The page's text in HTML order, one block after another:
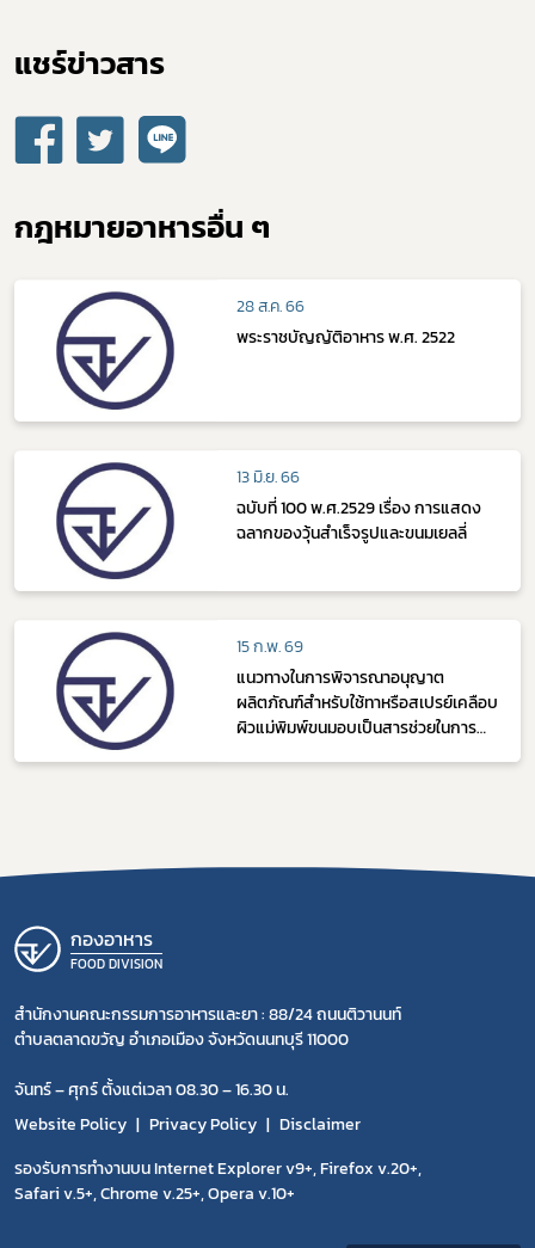
แชร์ข่าวสาร​
กฎหมายอาหารอื่น ๆ
28 ส.ค. 66
พระราชบัญญัติอาหาร พ.ศ. 2522
13 มิ.ย. 66
ฉบับที่ 100 พ.ศ.2529 เรื่อง การแสดง
ฉลากของวุ้นสำเร็จรูปและขนมเยลลี่
15 ก.พ. 69
แนวทางในการพิจารณาอนุญาต
ผลิตภัณฑ์สำหรับใช้ทาหรือสเปรย์เคลือบ
ผิวแม่พิมพ์ขนมอบเป็นสารช่วยในการ
กองอาหาร
FOOD DIVISION
สำนักงานคณะกรรมการอาหารและยา : 88/24 ถนนติวานนท์
ตำบลตลาดขวัญ อำเภอเมือง จังหวัดนนทบุรี 11000
จันทร์ – ศุกร์ ตั้งแต่เวลา 08.30 – 16.30 น.
Website Policy
Privacy Policy
Disclaimer
รองรับการทำงานบน Internet Explorer v9+, Firefox v.20+,
Safari v.5+, Chrome v.25+, Opera v.10+